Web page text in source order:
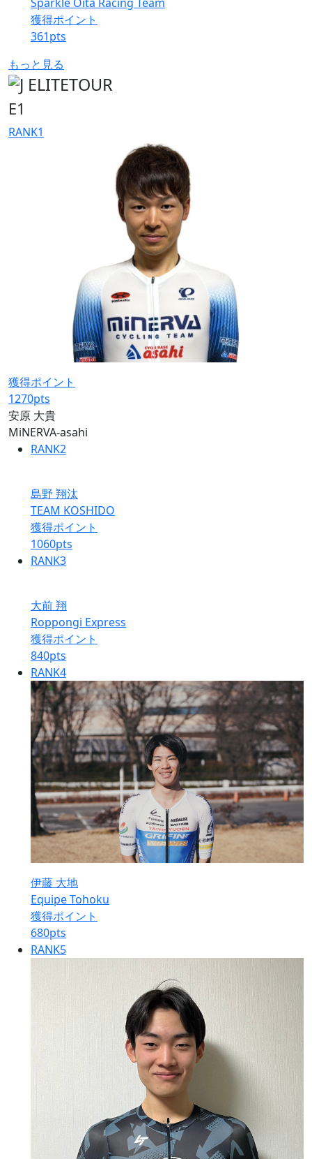
獲得ポイント
361pts
もっと見る
E1
RANK1
獲得ポイント
1270pts
安原 大貴
MiNERVA-asahi
RANK2
島野 翔汰
TEAM KOSHIDO
獲得ポイント
1060pts
RANK3
大前 翔
Roppongi Express
獲得ポイント
840pts
RANK4
伊藤 大地
Equipe Tohoku
獲得ポイント
680pts
RANK5